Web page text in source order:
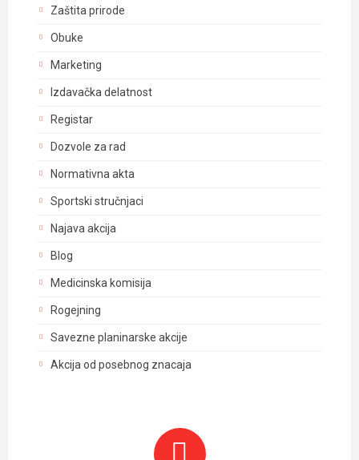
Zaštita prirode
Obuke
Marketing
Izdavačka delatnost
Registar
Dozvole za rad
Normativna akta
Sportski stručnjaci
Najava akcija
Blog
Medicinska komisija
Rogejning
Savezne planinarske akcije
Akcija od posebnog znacaja